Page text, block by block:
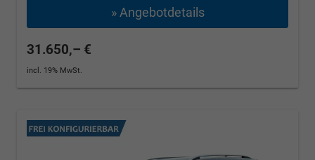
» Angebotdetails
31.650,– €
incl. 19% MwSt.